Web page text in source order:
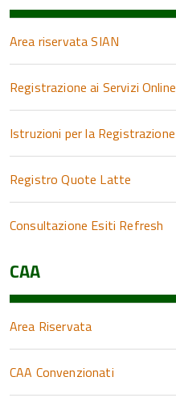
Area riservata SIAN
Registrazione ai Servizi Online
Istruzioni per la Registrazione
Registro Quote Latte
Consultazione Esiti Refresh
CAA
Area Riservata
CAA Convenzionati